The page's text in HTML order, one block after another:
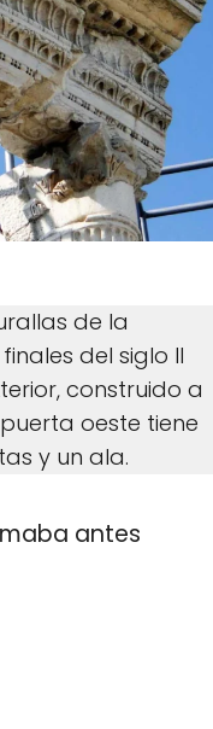
de la
del siglo II
construido a
oeste tiene
y un ala.
antes